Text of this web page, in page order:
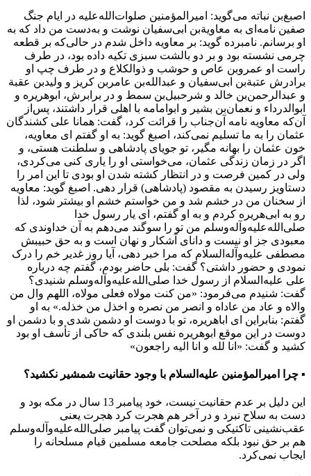
اصبغ‌بن نباته می‌گوید: امیرالمؤمنین صلوات‌الله‌علیه در ایام جنگ
صفین نامه‌ای به معاویة‌بن ابی‌سفیان نوشت و به‌دست من داد که به
او برسانم. نامبرده گوید: بر معاویه داخل شدم در حالی‌که بر قطعه
چرمی نشسته بود و بر دو بالشت سبزی تکیه داده بود، در طرف
راست او عمرو‌بن عاص و حوشب و ذوالکلاع و در طرف چپ او
برادرش عتبةبن‌ ابی‌سفیان و عبدالله‌بن عامر‌بن کریز و ولید‌بن عقبة
و عبدالرحمن‌بن خالد و شرحبیل‌بن سمط و در برابرش، ابوهریره و
ابوالدرداء و نعمان‌بن بشیر و ابوامامه با اهلی قرار داشتند، پس‌از
آن‌که معاویه نامه آن‌جناب را قرائت کرد، گفت: همانا علی کشندگان
عثمان را به ما تسلیم نمی‌کند، اصبغ گوید: به او گفتم ای معاویه،
خون عثمان را بهانه مگیر، تو جویای پادشاهی و سلطنت هستی، و
اگر در زمان زندگی عثمان، می‌خواستی او را یاری کنی می‌کردی،
ولی در کمین فرصت و در انتظار کشته شدن او بودی تا این امر را
دستاویز رسیدن به مقصود (پادشاهی) قرار دهی. اصبغ گوید: معاویه
از سخنان من در خشم شد و من خواستم خشم او بیشتر شود، لذا
رو به ابی‌هریره کردم و به او گفتم، ای یار رسول خدا
صلی‌الله‌علیه‌وآله‌وسلم من تو را سوگند می‌دهم به آن خداوندی که
معبودی جز او نیست و دانای آشکار و نهان است و به حق حبیبش
مصطفی‌ علیه‌وآله‌السلام که مرا خبر دهی، آیا روز غدیر خم را درک
نمودی و حضور داشتی؟ گفت: بلی حاضر بودم، گفتم چه درباره
علی علیه‌السلام از رسول خدا صلی‌الله‌علیه‌وآله‌وسلم شنیدی؟
گفت: شنیدم می‌فرمود: «من کنت مولاه فعلی مولاه، اللهم وال من
والاه و عاد من عاداه و انصر من نصره و اخذل من خذله.» به او
گفتم: بنابراین ای اباهریره، تو با دوست او دشمن شدی و با دشمن او
دوست در این موقع ابوهریره نفس بلندی که حاکی از تأسف او بود
کشید و گفت: «انا لله و انا الیه راجعون»
▪ چرا امیرالمؤمنین علیه‌السلام با وجود حقانیت شمشیر نکشید؟
این دلیل بر عدم حقانیت نیست، خود پیامبر 13 سال در مکه بود و
دست به سلاح نبرد و در آخر هم هجرت کرد هجرت یعنی
عقب‌نشینی تاکتیکی و نمی‌توان گفت پیامبر صلی‌الله‌علیه‌وآله‌وسلم
هم بر حق نبود بلکه مصلحت جامعه مسلمین قیام مسلحانه را
ایجاب نمی‌کرد.